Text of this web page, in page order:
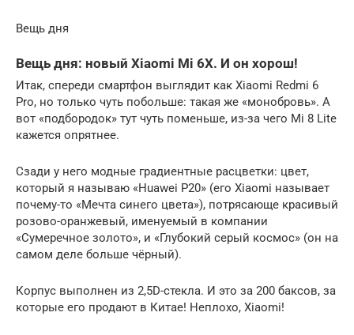
Вещь дня
Вещь дня: новый Xiaomi Mi 6X. И он хорош!
Итак, спереди смартфон выглядит как Xiaomi Redmi 6
Pro, но только чуть побольше: такая же «монобровь». А
вот «подбородок» тут чуть поменьше, из-за чего Mi 8 Lite
кажется опрятнее.
Сзади у него модные градиентные расцветки: цвет,
который я называю «Huawei P20» (его Xiaomi называет
почему-то «Мечта синего цвета»), потрясающе красивый
розово-оранжевый, именуемый в компании
«Сумеречное золото», и «Глубокий серый космос» (он на
самом деле больше чёрный).​
Корпус выполнен из 2,5D-стекла. И это за 200 баксов, за
которые его продают в Китае! Неплохо, Xiaomi!